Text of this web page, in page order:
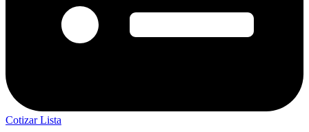
Cotizar Lista